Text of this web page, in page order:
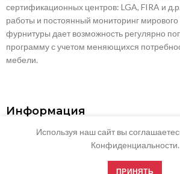
сертификационных центров: LGA, FIRA и
работы и постоянный мониторинг
фурнитуры дает возможность регулярно
программу с учетом меняющихся
мебели.
Информация
О компании
Используя наш сайт вы
Конфиденциальности.
ПРИНЯТЬ